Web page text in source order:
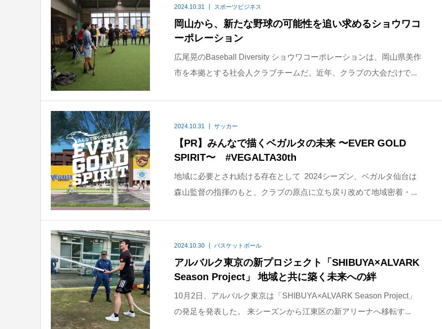
2024.10.31 スポーツビジネス
岡山から、新たな野球の可能性を追い求めるショウワコ
ーポレーション
広尾晃のBaseball Diversity ショウワコーポレーションは、岡山県美作
市を本拠とする社会人クラブチームだ。近年、クラブの大会だけで...
2024.10.31 サッカー
【PR】みんなで描くベガルタの未来 〜EVER GOLD
SPIRIT〜 #VEGALTA30th
地域に必要とされ続ける存在として 2024シーズン、ベガルタ仙台は
森山監督の指揮のもと、クラブの原点に立ち戻り改めて地域密着・...
2024.10.30 バスケットボール
アルバルク東京の新プロジェクト「SHIBUYA×ALVARK
Season Project」 地域と共に築く未来への絆
10月2日、アルバルク東京は「SHIBUYA×ALVARK Season Project」
の発足を発表した。 来シーズンから江東区の新アリーナへ移転す...